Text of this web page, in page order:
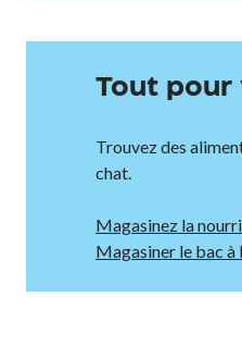
Tout pour
Trouvez des
chat.
Magasinez la
Magasiner le bac à